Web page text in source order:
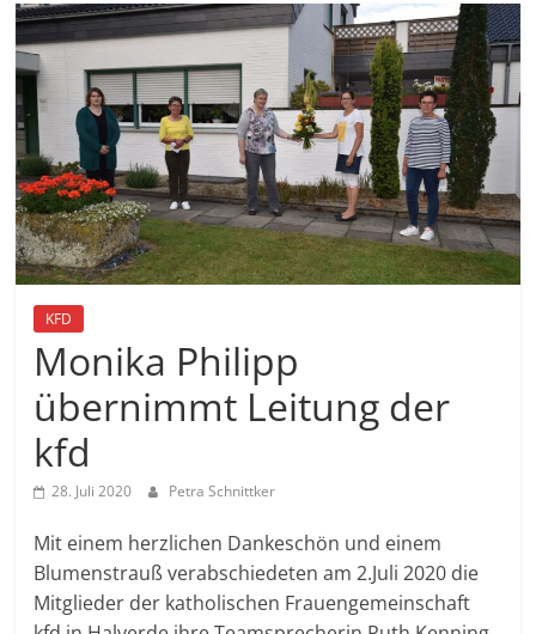
KFD
Monika Philipp
übernimmt Leitung der
kfd
28. Juli 2020 Petra Schnittker
Mit einem herzlichen Dankeschön und einem
Blumenstrauß verabschiedeten am 2.Juli 2020 die
Mitglieder der katholischen Frauengemeinschaft